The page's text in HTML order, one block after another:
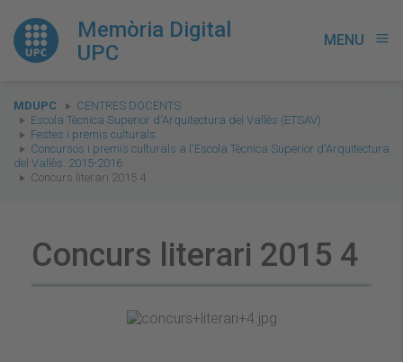
Memòria Digital
UPC
MENU menu
You
are
here:
MDUPC
CENTRES DOCENTS
Escola Tècnica Superior d'Arquitectura del Vallès (ETSAV)
Festes i premis culturals
Concursos i premis culturals a l'Escola Tècnica Superior d'Arquitectura
del Vallès. 2015-2016
Concurs literari 2015 4
Concurs literari 2015 4